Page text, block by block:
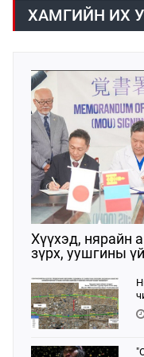
/
100
ХАМГИЙН ИХ
Хүүхэд, нярайн
зүрх, уушгины
ЭХЭМҮТ-д